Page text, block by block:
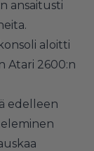
ansaitusti
aloitti
Atari 2600:n
edelleen